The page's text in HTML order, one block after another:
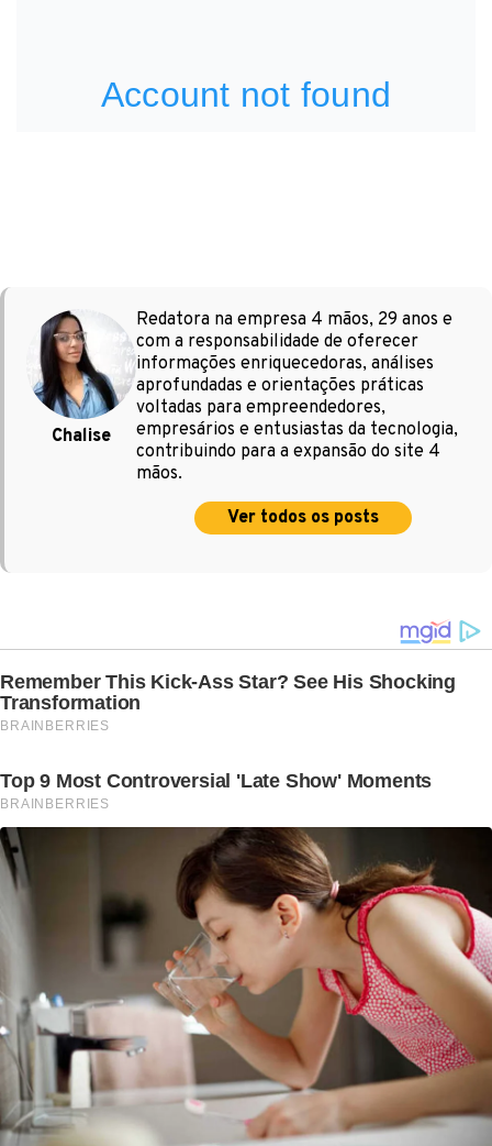
Chalise
Redatora na empresa 4 mãos, 29 anos e
com a responsabilidade de oferecer
informações enriquecedoras, análises
aprofundadas e orientações práticas
voltadas para empreendedores,
empresários e entusiastas da tecnologia,
contribuindo para a expansão do site 4
mãos.
Ver todos os posts